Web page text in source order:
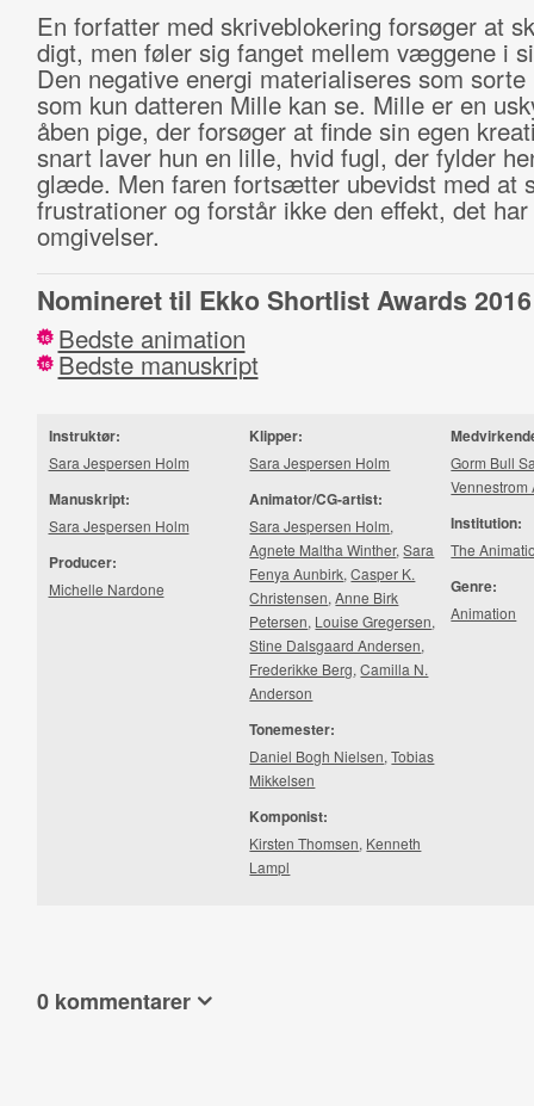
En forfatter med skriveblokering forsøger at
digt, men føler sig fanget mellem væggene i
Den negative energi materialiseres som sorte
som kun datteren Mille kan se. Mille er en
åben pige, der forsøger at finde sin egen
snart laver hun en lille, hvid fugl, der fylder
glæde. Men faren fortsætter ubevidst med at
frustrationer og forstår ikke den effekt, det
omgivelser.
Nomineret til Ekko Shortlist Awards 2016
16 Bedste animation
16 Bedste manuskript
Instruktør:
Sara Jespersen Holm
Manuskript:
Sara Jespersen Holm
Producer:
Michelle Nardone
Klipper:
Sara Jespersen Holm
Animator/CG-artist:
Sara Jespersen Holm,
Agnete Maltha Winther,Sara
Fenya Aunbirk,Casper K.
Christensen,Anne Birk
Petersen, Louise Gregersen,
Stine Dalsgaard Andersen,
Frederikke Berg,Camilla N.
Anderson
Tonemester:
Daniel Bogh Nielsen,Tobias
Mikkelsen
Komponist:
Kirsten Thomsen, Kenneth
Lampl
Gorm Bull
Vennestrom
Institution:
The
Genre:
Animation
0 kommentarer